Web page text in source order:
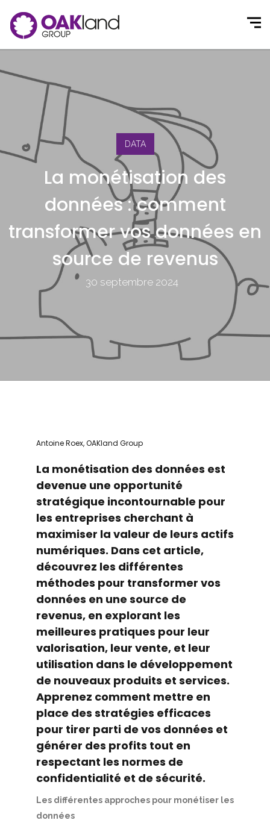
DATA
La monétisation des
données : comment
transformer vos données en
source de revenus
30 septembre 2024
Antoine Roex, OAKland Group
La monétisation des données est
devenue une opportunité
stratégique incontournable pour
les entreprises cherchant à
maximiser la valeur de leurs actifs
numériques. Dans cet article,
découvrez les différentes
méthodes pour transformer vos
données en une source de
revenus, en explorant les
meilleures pratiques pour leur
valorisation, leur vente, et leur
utilisation dans le développement
de nouveaux produits et services.
Apprenez comment mettre en
place des stratégies efficaces
pour tirer parti de vos données et
générer des profits tout en
respectant les normes de
confidentialité et de sécurité.
Les différentes approches pour monétiser les
données